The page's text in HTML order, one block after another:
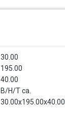
30.00
195.00
40.00
B/H/T ca.
30.00x195.00x40.00